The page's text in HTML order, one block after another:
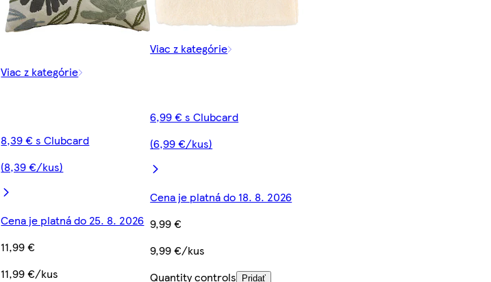
Viac z kategórie
8,39 € s Clubcard
(8,39 €/kus)
Cena je platná do 25. 8. 2026
11,99 €
11,99 €/kus
Viac z kategórie
6,99 € s Clubcard
(6,99 €/kus)
Cena je platná do 18. 8. 2026
9,99 €
9,99 €/kus
Quantity controls
Pridať